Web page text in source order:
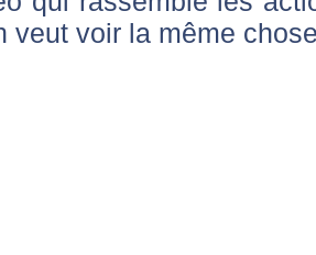
veut voir la même